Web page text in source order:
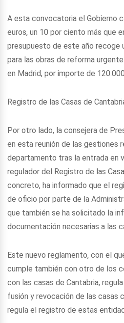
A esta convocatoria el Gobierno
euros, un 10 por ciento más que
presupuesto de este año recoge
para las obras de reforma
en Madrid, por importe de
Registro de las Casas de
Por otro lado, la consejera de
en esta reunión de las gestiones
departamento tras la entrada en
regulador del Registro de las
concreto, ha informado que el
de oficio por parte de la
que también se ha solicitado la
documentación necesarias a las
Este nuevo reglamento, con el
cumple también con otro de los
con las casas de Cantabria,
fusión y revocación de las casas
regula el registro de estas